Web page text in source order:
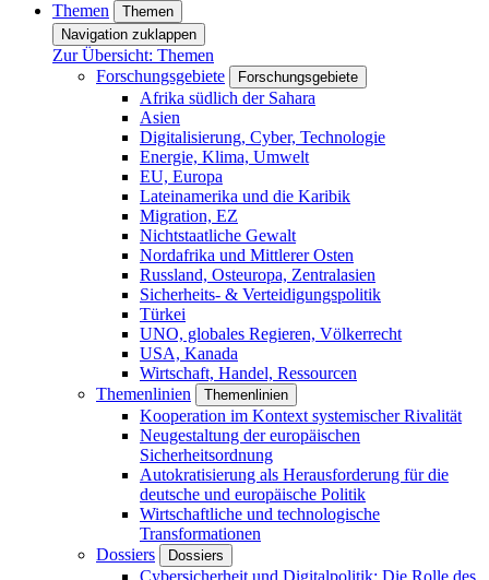
Themen
Themen
Navigation zuklappen
Zur Übersicht: Themen
Forschungsgebiete
Forschungsgebiete
Afrika südlich der Sahara
Asien
Digitalisierung, Cyber, Technologie
Energie, Klima, Umwelt
EU, Europa
Lateinamerika und die Karibik
Migration, EZ
Nichtstaatliche Gewalt
Nordafrika und Mittlerer Osten
Russland, Osteuropa, Zentralasien
Sicherheits- & Verteidigungspolitik
Türkei
UNO, globales Regieren, Völkerrecht
USA, Kanada
Wirtschaft, Handel, Ressourcen
Themenlinien
Themenlinien
Kooperation im Kontext systemischer Rivalität
Neugestaltung der europäischen
Sicherheitsordnung
Autokratisierung als Herausforderung für die
deutsche und europäische Politik
Wirtschaftliche und technologische
Transformationen
Dossiers
Dossiers
Cybersicherheit und Digitalpolitik: Die Rolle des